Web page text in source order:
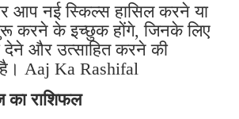
आप नई स्किल्स हासिल करने या
करने के इच्छुक होंगे, जिनके लिए
देने और उत्साहित करने की
Aaj Ka Rashifal
का राशिफल